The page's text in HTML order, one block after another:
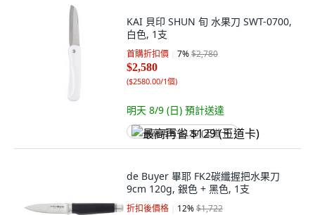
KAI 貝印 SHUN 旬 水果刀 SWT-0700,
白色, 1支
首購折扣價 7%$2,780
$2,580
($2580.00/1個)
明天 8/9 (日) 預計送達
最高再省 $129 (王道卡)
de Buyer 畢耶 FK2碳纖握把水果刀
9cm 120g, 銀色 + 黑色, 1支
折扣後價格 12%$1,722